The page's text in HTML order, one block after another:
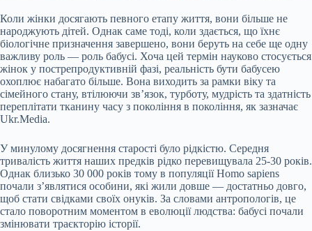
Коли жінки досягають певного етапу життя, вони більше не
народжують дітей. Однак саме тоді, коли здається, що їхнє
біологічне призначення завершено, вони беруть на себе ще одну
важливу роль — роль бабусі. Хоча цей термін науково стосується
жінок у пострепродуктивній фазі, реальність бути бабусею
охоплює набагато більше. Вона виходить за рамки віку та
сімейного стану, втілюючи зв’язок, турботу, мудрість та здатність
переплітати тканину часу з покоління в покоління, як зазначає
Ukr.Media.
Уминулому досягнення старості було рідкістю. Середня
тривалість життя наших предків рідко перевищувала 25-30 років.
Однак близько 30 000 років тому в популяції Homo sapiens
почали з’являтися особини, які жили довше — достатньо довго,
щоб стати свідками своїх онуків. За словами антропологів, це
стало поворотним моментом в еволюції людства: бабусі почали
змінювати траєкторію історії.